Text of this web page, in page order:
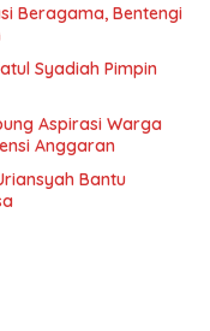
Beragama, Bentengi
Syadiah Pimpin
Aspirasi Warga
Anggaran
Bantu